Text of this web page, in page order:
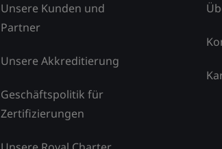
Unsere Kunden und
Partner
Unsere Akkreditierung
Geschäftspolitik für
Zertifizierungen